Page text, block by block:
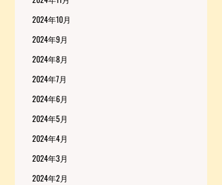
2024年10月
2024年9月
2024年8月
2024年7月
2024年6月
2024年5月
2024年4月
2024年3月
2024年2月